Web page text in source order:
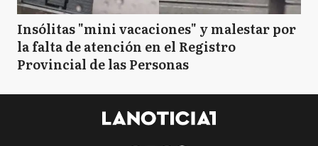
Insólitas "mini vacaciones" y malestar por
la falta de atención en el Registro
Provincial de las Personas